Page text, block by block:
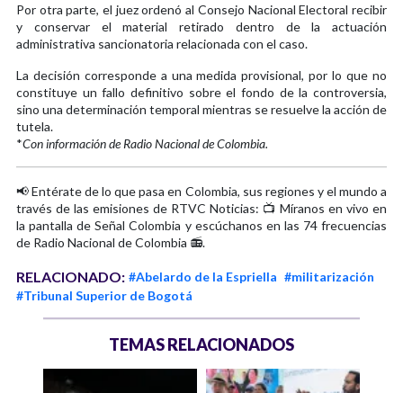
Por otra parte, el juez ordenó al Consejo Nacional Electoral recibir
y conservar el material retirado dentro de la actuación
administrativa sancionatoria relacionada con el caso.
La decisión corresponde a una medida provisional, por lo que no
constituye un fallo definitivo sobre el fondo de la controversia,
sino una determinación temporal mientras se resuelve la acción de
tutela.
*Con información de Radio Nacional de Colombia.
📢 Entérate de lo que pasa en Colombia, sus regiones y el mundo a
través de las emisiones de RTVC Noticias: 📺 Míranos en vivo en
la pantalla de Señal Colombia y escúchanos en las 74 frecuencias
de Radio Nacional de Colombia 📻.
RELACIONADO: #Abelardo de la Espriella #militarización
#Tribunal Superior de Bogotá
TEMAS RELACIONADOS